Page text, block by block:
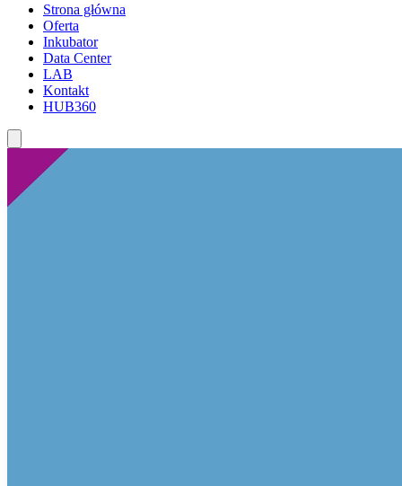
Strona główna
Oferta
Inkubator
Data Center
LAB
Kontakt
HUB360